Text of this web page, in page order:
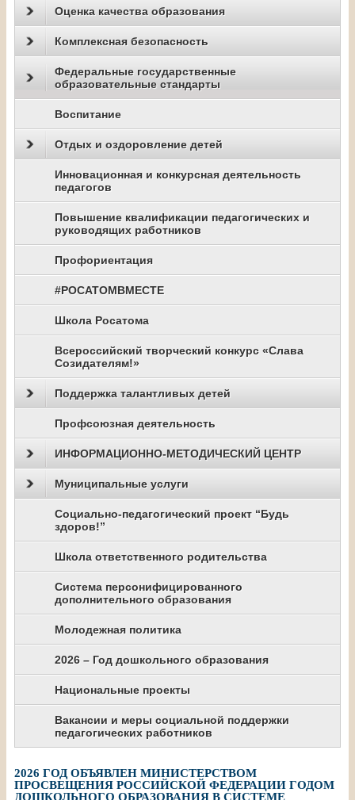
Оценка качества образования
Комплексная безопасность
Федеральные государственные
образовательные стандарты
Воспитание
Отдых и оздоровление детей
Инновационная и конкурсная деятельность
педагогов
Повышение квалификации педагогических и
руководящих работников
Профориентация
#РОСАТОМВМЕСТЕ
Школа Росатома
Всероссийский творческий конкурс «Слава
Созидателям!»
Поддержка талантливых детей
Профсоюзная деятельность
ИНФОРМАЦИОННО-МЕТОДИЧЕСКИЙ ЦЕНТР
Муниципальные услуги
Социально-педагогический проект “Будь
здоров!”
Школа ответственного родительства
Система персонифицированного
дополнительного образования
Молодежная политика
2026 – Год дошкольного образования
Национальные проекты
Вакансии и меры социальной поддержки
педагогических работников
2026 ГОД ОБЪЯВЛЕН МИНИСТЕРСТВОМ
ПРОСВЕЩЕНИЯ РОССИЙСКОЙ ФЕДЕРАЦИИ ГОДОМ
ДОШКОЛЬНОГО ОБРАЗОВАНИЯ В СИСТЕМЕ